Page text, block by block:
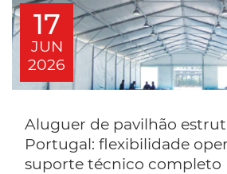
17
JUN
2026
Aluguer de pavilhão
Portugal: flexibilidade
suporte técnico completo